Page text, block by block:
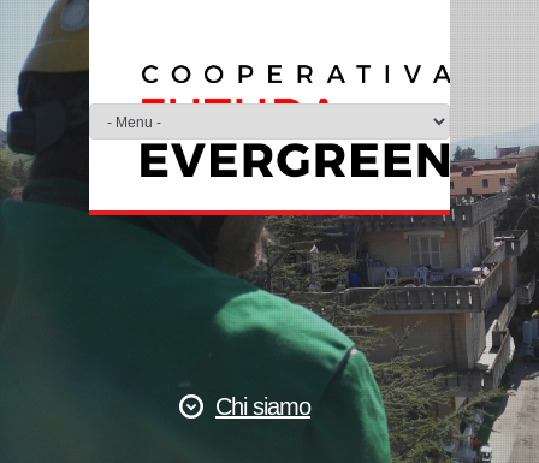
Chi siamo